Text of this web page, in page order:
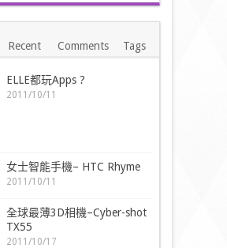
Recent Comments Tags
ELLE都玩Apps ?
2011/10/11
女士智能手機– HTC Rhyme
2011/10/11
全球最薄3D相機–Cyber-shot
TX55
2011/10/17